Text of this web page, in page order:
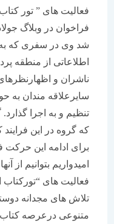
فراخوان در وبلاگ جولادک
شد وی در سفری که به
اطلاعاتی از منطقه پرداخت
ناشران و اظهارنظرهای
سایرعلاقه مندان به حوزه
تنظیم و به اجرا گذارد.
که گروه در این فرایند کسب
برای ادامه این حرکت
امیدواریم بتوانیم از آنها
فعالیت های “تورکتاب
تلاش های مجدانه دوستانی
متنوعی درعرصه کتاب